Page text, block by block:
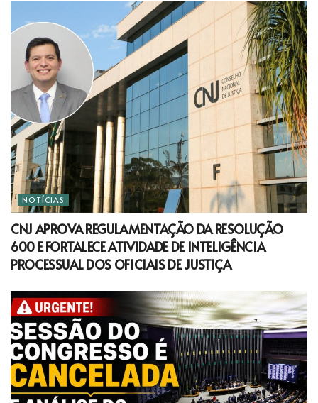
NOTÍCIAS
CNJ APROVA REGULAMENTAÇÃO DA RESOLUÇÃO
600 E FORTALECE ATIVIDADE DE INTELIGÊNCIA
PROCESSUAL DOS OFICIAIS DE JUSTIÇA